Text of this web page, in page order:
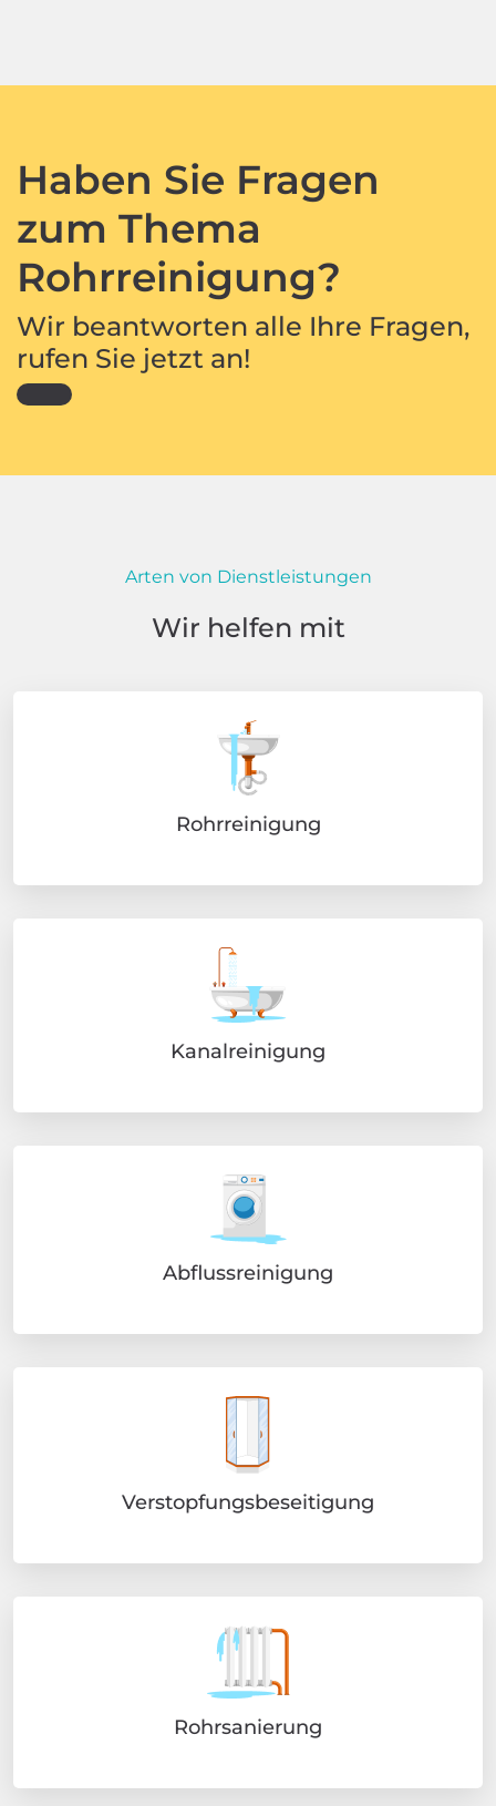
Haben Sie Fragen
zum Thema
Rohrreinigung?
Wir beantworten alle Ihre Fragen,
rufen Sie jetzt an!
Arten von Dienstleistungen
Wir helfen mit
Rohrreinigung
Kanalreinigung
Abflussreinigung
Verstopfungsbeseitigung
Rohrsanierung